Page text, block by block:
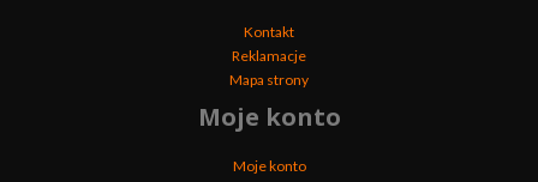
Kontakt
Reklamacje
Mapa strony
Moje konto
Moje konto